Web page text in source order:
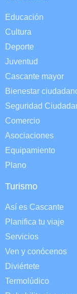
Educación
Cultura
Deporte
Juventud
Cascante mayor
Bienestar
Seguridad
Comercio
Asociaciones
Equipamiento
Plano
Turismo
Así es Cascante
Planifica tu viaje
Servicios
Ven y conócenos
Diviértete
Termolúdico